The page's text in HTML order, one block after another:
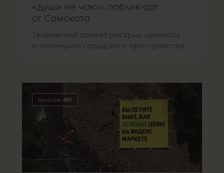
«Души не чаю»: паблик-арт
от Самоката
Творческий проект раскрыл ценность
и потенциал городского пространства
голосов: 289